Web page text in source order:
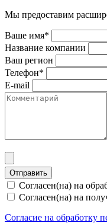
Мы предоставим
Ваше имя*
Название компании
Ваш регион
Телефон*
E-mail
Отправить
Согласен(на) на
Согласен(на) на
Согласие на обработку